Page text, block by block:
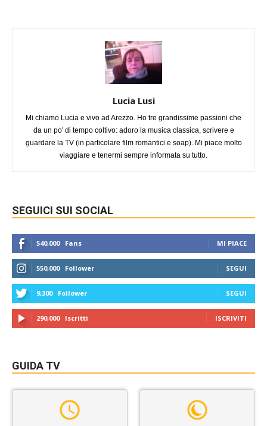
Lucia Lusi
Mi chiamo Lucia e vivo ad Arezzo. Ho tre grandissime passioni che
da un po' di tempo coltivo: adoro la musica classica, scrivere e
guardare la TV (in particolare film romantici e soap). Mi piace molto
viaggiare e tenermi sempre informata su tutto.
SEGUICI SUI SOCIAL
540,000 Fans MI PIACE
550,000 Follower SEGUI
9,300 Follower SEGUI
290,000 Iscritti ISCRIVITI
GUIDA TV